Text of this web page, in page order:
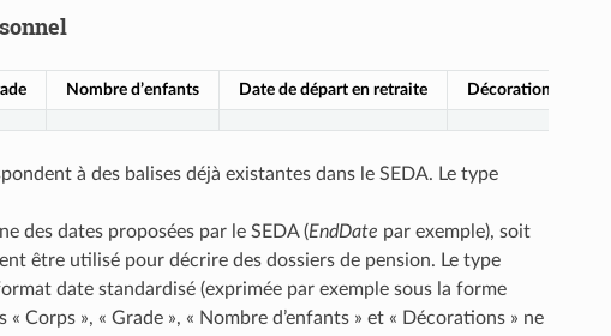
Nombre d’enfants Date de départ en retraite Décorations
à des balises déjà existantes dans le SEDA. Le type
des dates proposées par le SEDA (EndDate par exemple), soit
être utilisé pour décrire des dossiers de pension. Le type
date standardisé (exprimée par exemple sous la forme
Corps », « Grade », « Nombre d’enfants » et « Décorations » ne